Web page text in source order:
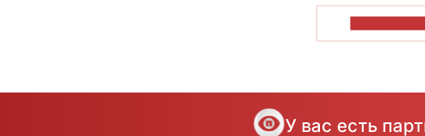
У вас есть